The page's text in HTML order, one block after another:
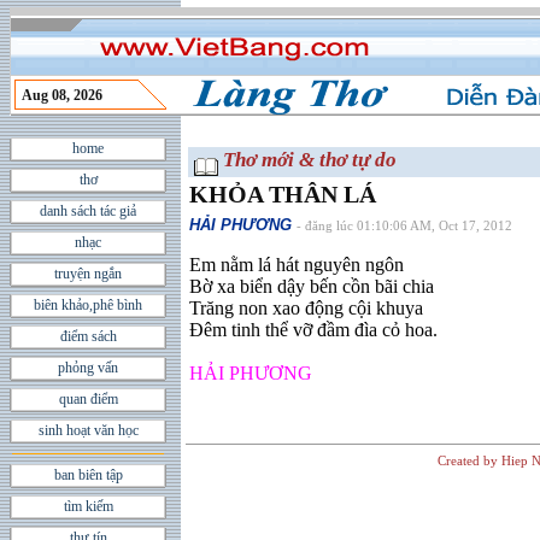
Aug 08, 2026
home
thơ
danh sách tác giả
nhạc
truyện ngắn
biên khảo,phê bình
điểm sách
phỏng vấn
quan điểm
sinh hoạt văn học
ban biên tập
tìm kiếm
Thơ mới & thơ tự do
KHỎA THÂN LÁ
HẢI PHƯƠNG - đăng lúc 01:10:06 AM, Oct 17, 2012
Em nằm lá hát nguyên ngôn
Bờ xa biển dậy bến cồn bãi chia
Trăng non xao động cội khuya
Đêm tinh thể vỡ đầm đìa cỏ hoa.
HẢI PHƯƠNG
Created by Hiep